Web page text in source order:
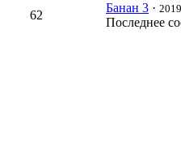
62
Банан 3 ·
Последнее